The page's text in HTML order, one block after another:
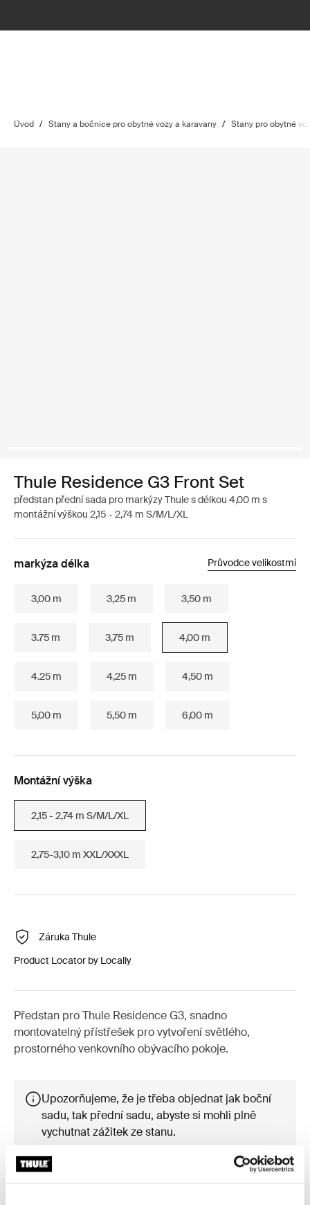
Úvod / Stany a bočnice pro obytné vozy a karavany / Stany pro obytné
Thule Residence G3 Front Set
předstan přední sada pro markýzy Thule s délkou 4,00 m s
montážní výškou 2,15 - 2,74 m S/M/L/XL
markýza délka Průvodce velikostmi
3,00 m 3,25 m 3,50 m
3.75 m 3,75 m 4,00 m
4.25 m 4,25 m 4,50 m
5,00 m 5,50 m 6,00 m
Montážní výška
2,15 - 2,74 m S/M/L/XL
2,75-3,10 m XXL/XXXL
Záruka Thule
Product Locator by Locally
Předstan pro Thule Residence G3, snadno
montovatelný přístřešek pro vytvoření světlého,
prostorného venkovního obývacího pokoje.
Upozorňujeme, že je třeba objednat jak boční
sadu, tak přední sadu, abyste si mohli plně
vychutnat zážitek ze stanu.